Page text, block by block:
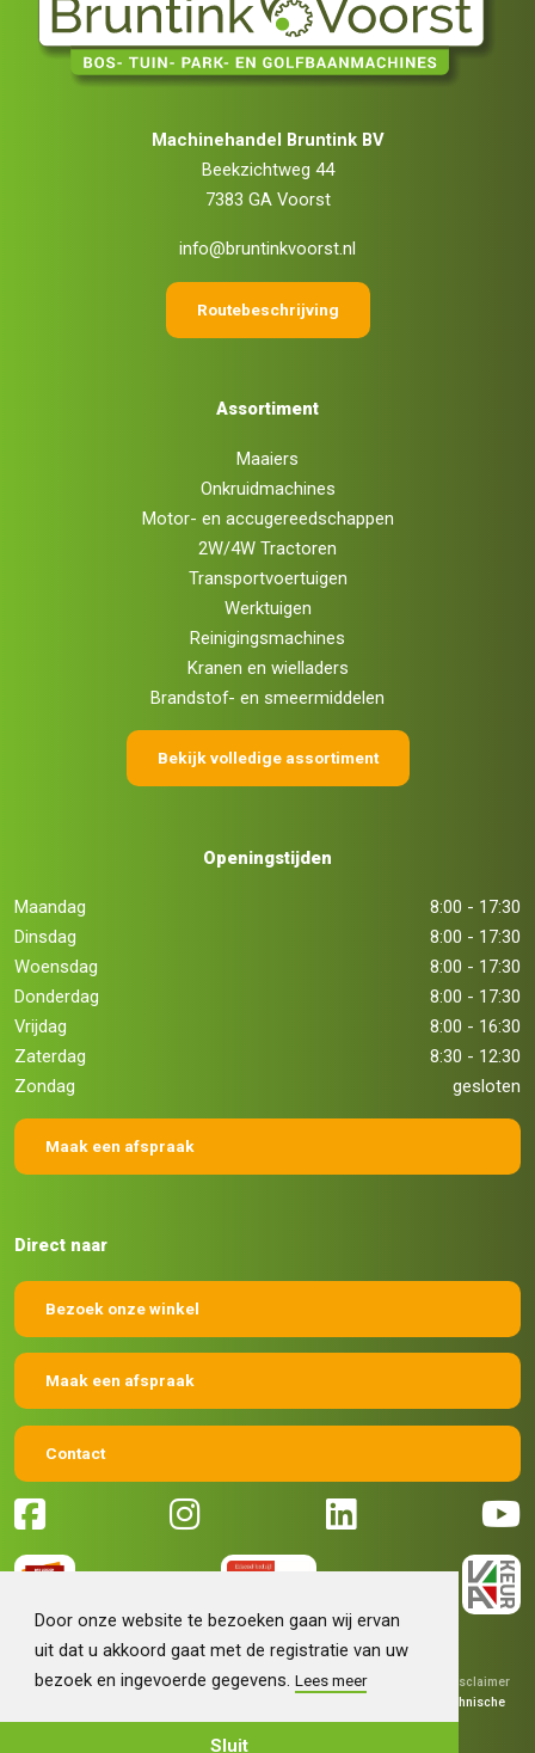
Door onze website te bezoeken gaan wij ervan
uit dat u akkoord gaat met de registratie van uw
bezoek en ingevoerde gegevens.Lees meer
Sluit
Machinehandel Bruntink BV
Beekzichtweg 44
7383 GA Voorst
info@bruntinkvoorst.nl
Routebeschrijving
Assortiment
Maaiers
Onkruidmachines
Motor- en accugereedschappen
2W/4W Tractoren
Transportvoertuigen
Werktuigen
Reinigingsmachines
Kranen en wielladers
Brandstof- en smeermiddelen
Bekijk volledige assortiment
Openingstijden
Maandag
8:00 - 17:30
Dinsdag
8:00 - 17:30
Woensdag
8:00 - 17:30
Donderdag
8:00 - 17:30
Vrijdag
8:00 - 16:30
Zaterdag
8:30 - 12:30
Zondag
gesloten
Maak een afspraak
Direct naar
Bezoek onze winkel
Maak een afspraak
Contact
© 2026 Machinehandel Bruntink BV | Algemene voorwaarden
Disclaimer
Technische
realisatieSieronline B.V.